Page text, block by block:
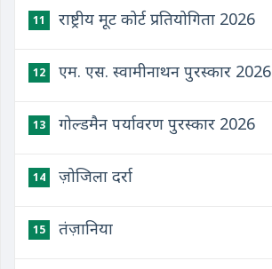
11 राष्ट्रीय मूट कोर्ट प्रतियोगिता 2026
12 एम. एस. स्वामीनाथन पुरस्कार 2026
13 गोल्डमैन पर्यावरण पुरस्कार 2026
14 ज़ोजिला दर्रा
15 तंज़ानिया